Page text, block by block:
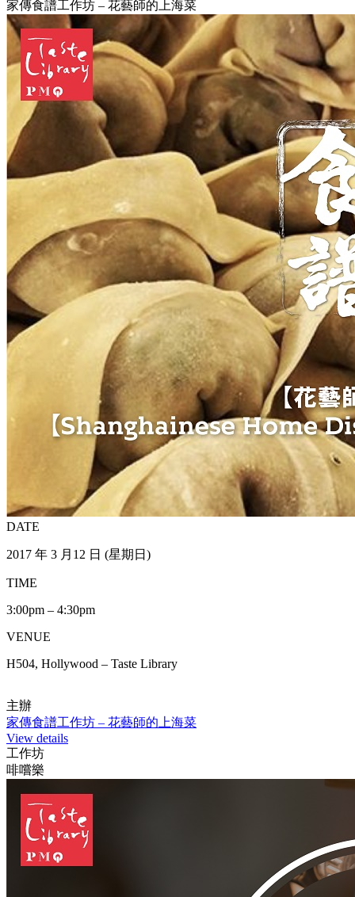
家傳食譜工作坊 – 花藝師的上海菜
DATE
2017 年 3 月12 日 (星期日)
TIME
3:00pm – 4:30pm
VENUE
H504, Hollywood – Taste Library
主辦
家傳食譜工作坊 – 花藝師的上海菜
View details
工作坊
啡嚐樂